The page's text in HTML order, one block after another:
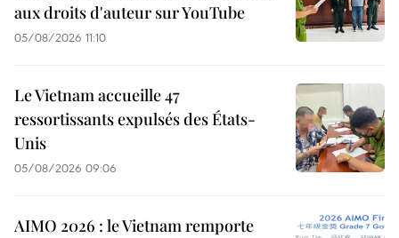
aux droits d'auteur sur YouTube
05/08/2026 11:10
Le Vietnam accueille 47
ressortissants expulsés des États-
Unis
05/08/2026 09:06
AIMO 2026 : le Vietnam remporte